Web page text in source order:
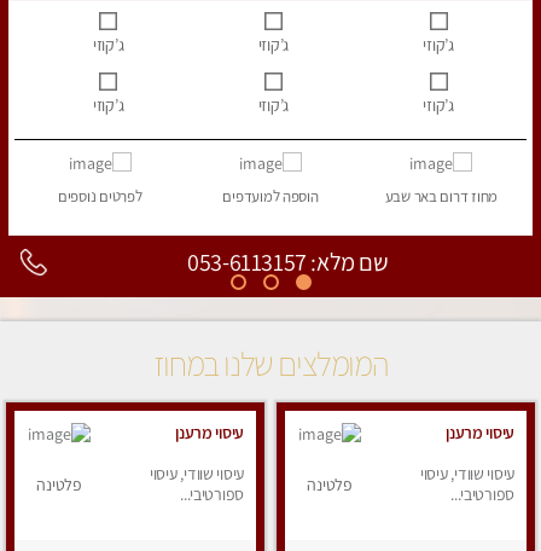
ג’קוזי ג’קוזי ג’קוזי
ג’קוזי ג’קוזי ג’קוזי
מחוז דרוםבאר שבע הוספהלמועדפים לפרטים נוספים
שם מלא: 053-6113157
המומלצים שלנו במחוז
עיסוי מרענן
עיסוי שוודי, עיסוי
ספורטיבי...
פלטינה
עיסוי מרענן
עיסוי שוודי, עיסוי
ספורטיבי...
פלטינה